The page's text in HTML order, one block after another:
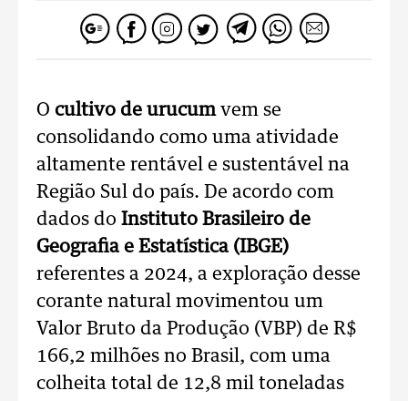
O cultivo de urucumvem se
consolidando como uma atividade
altamente rentável e sustentável na
Região Sul do país. De acordo com
dados do Instituto Brasileiro de
Geografia e Estatística (IBGE)
referentes a 2024, a exploração desse
corante natural movimentou um
Valor Bruto da Produção (VBP) de R$
166,2 milhões no Brasil, com uma
colheita total de 12,8 mil toneladas